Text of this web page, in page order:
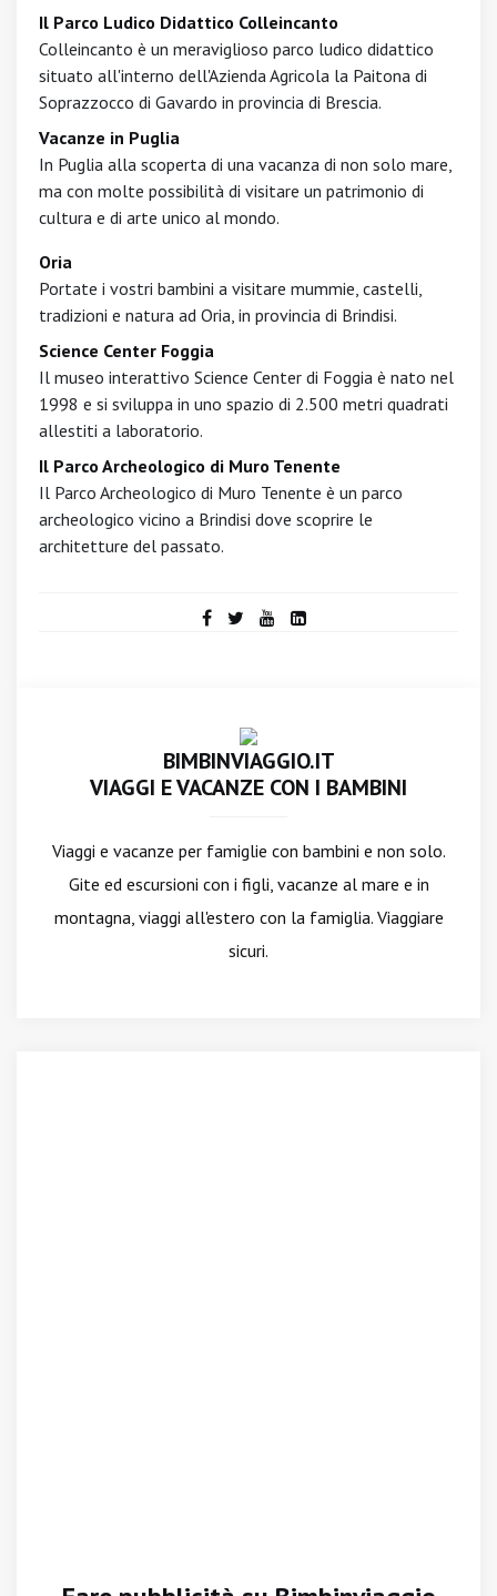
Il Parco Ludico Didattico Colleincanto
Colleincanto è un meraviglioso parco ludico didattico
situato all'interno dell'Azienda Agricola la Paitona di
Soprazzocco di Gavardo in provincia di Brescia.
Vacanze in Puglia
In Puglia alla scoperta di una vacanza di non solo mare,
ma con molte possibilità di visitare un patrimonio di
cultura e di arte unico al mondo.
Oria
Portate i vostri bambini a visitare mummie, castelli,
tradizioni e natura ad Oria, in provincia di Brindisi.
Science Center Foggia
Il museo interattivo Science Center di Foggia è nato nel
1998 e si sviluppa in uno spazio di 2.500 metri quadrati
allestiti a laboratorio.
Il Parco Archeologico di Muro Tenente
Il Parco Archeologico di Muro Tenente è un parco
archeologico vicino a Brindisi dove scoprire le
architetture del passato.
BIMBINVIAGGIO.IT
VIAGGI E VACANZE CON I BAMBINI
Viaggi e vacanze per famiglie con bambini e non solo.
Gite ed escursioni con i figli, vacanze al mare e in
montagna, viaggi all'estero con la famiglia. Viaggiare
sicuri.